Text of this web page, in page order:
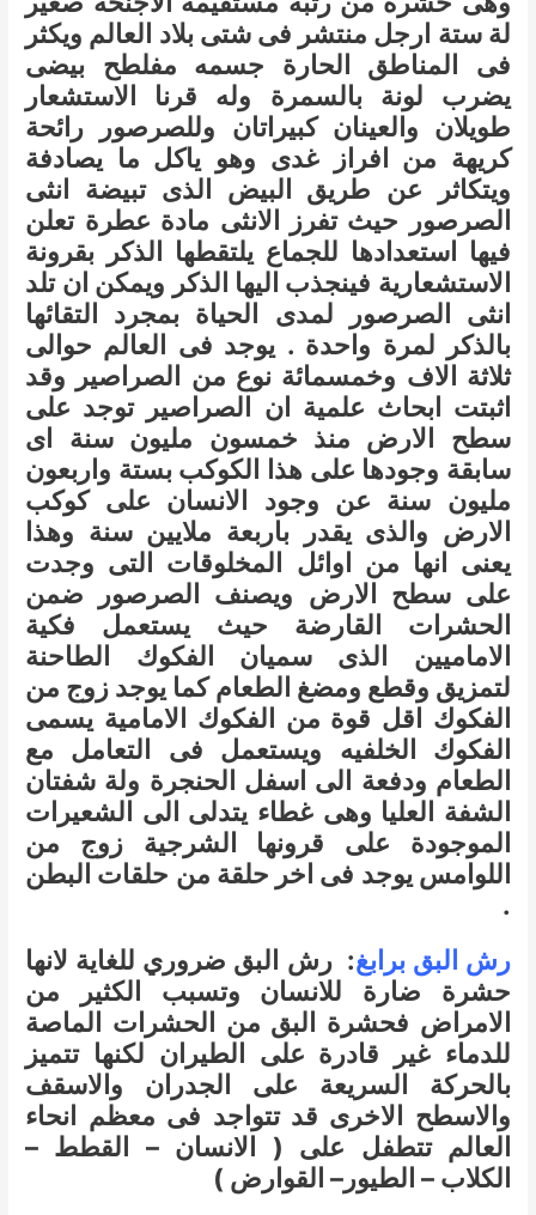
لة ستة ارجل منتشر فى شتى بلاد العالم ويكثر
فى المناطق الحارة جسمه مفلطح بيضى
يضرب لونة بالسمرة وله قرنا الاستشعار
طويلان والعينان كبيراتان وللصرصور رائحة
كريهة من افراز غدى وهو ياكل ما يصادفة
ويتكاثر عن طريق البيض الذى تبيضة انثى
الصرصور حيث تفرز الانثى مادة عطرة تعلن
فيها استعدادها للجماع يلتقطها الذكر بقرونة
الاستشعارية فينجذب اليها الذكر ويمكن ان تلد
انثى الصرصور لمدى الحياة بمجرد التقائها
بالذكر لمرة واحدة . يوجد فى العالم حوالى
ثلاثة الاف وخمسمائة نوع من الصراصير وقد
اثبتت ابحاث علمية ان الصراصير توجد على
سطح الارض منذ خمسون مليون سنة اى
سابقة وجودها على هذا الكوكب بستة واربعون
مليون سنة عن وجود الانسان على كوكب
الارض والذى يقدر باربعة ملايين سنة وهذا
يعنى انها من اوائل المخلوقات التى وجدت
على سطح الارض ويصنف الصرصور ضمن
الحشرات القارضة حيث يستعمل فكية
الاماميين الذى سميان الفكوك الطاحنة
لتمزيق وقطع ومضغ الطعام كما يوجد زوج من
الفكوك اقل قوة من الفكوك الامامية يسمى
الفكوك الخلفيه ويستعمل فى التعامل مع
الطعام ودفعة الى اسفل الحنجرة ولة شفتان
الشفة العليا وهى غطاء يتدلى الى الشعيرات
الموجودة على قرونها الشرجية زوج من
اللوامس يوجد فى اخر حلقة من حلقات البطن
.
رش البق برابغ: رش البق ضروري للغاية لانها
حشرة ضارة للانسان وتسبب الكثير من
الامراض فحشرة البق من الحشرات الماصة
للدماء غير قادرة على الطيران لكنها تتميز
بالحركة السريعة على الجدران والاسقف
والاسطح الاخرى قد تتواجد فى معظم انحاء
العالم تتطفل على ( الانسان – القطط –
الكلاب – الطيور– القوارض )